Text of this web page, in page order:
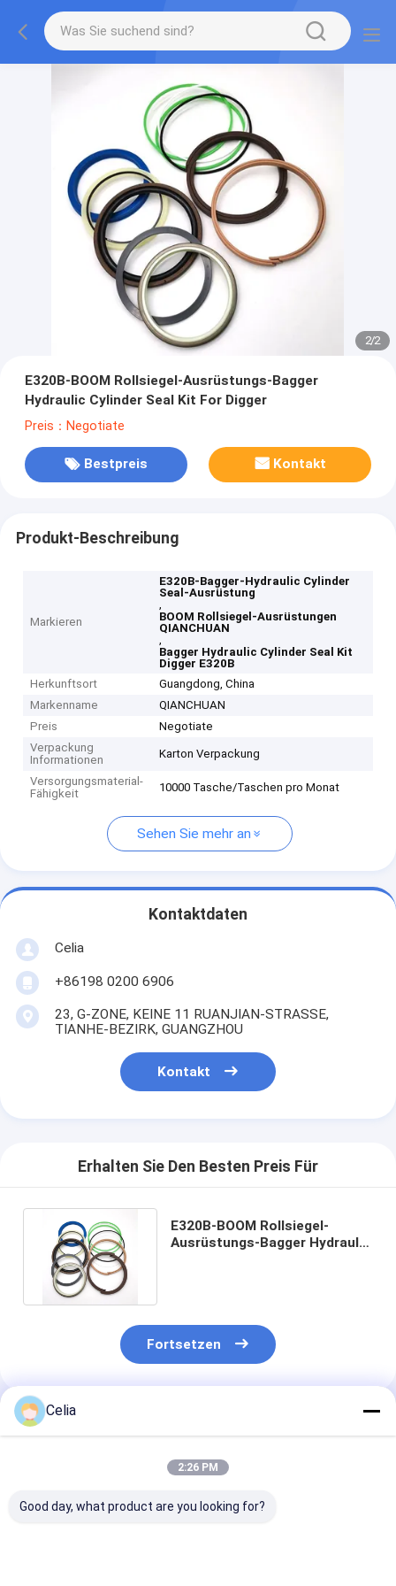
2/2
E320B-BOOM Rollsiegel-Ausrüstungs-Bagger
Hydraulic Cylinder Seal Kit For Digger
Preis：Negotiate
Bestpreis Kontakt
Produkt-Beschreibung
Markieren
E320B-Bagger-Hydraulic Cylinder
Seal-Ausrüstung
,
BOOM Rollsiegel-Ausrüstungen
QIANCHUAN
,
Bagger Hydraulic Cylinder Seal Kit
Digger E320B
Herkunftsort
Guangdong, China
Markenname
QIANCHUAN
Preis
Negotiate
Verpackung
Informationen
Karton Verpackung
Versorgungsmaterial-
Fähigkeit
10000 Tasche/Taschen pro Monat
Sehen Sie mehr an
Kontaktdaten
Celia
+86198 0200 6906
23, G-ZONE, KEINE 11 RUANJIAN-STRASSE,
TIANHE-BEZIRK, GUANGZHOU
Kontakt
Erhalten Sie Den Besten Preis Für
E320B-BOOM Rollsiegel-
Ausrüstungs-Bagger Hydraulic
Fortsetzen
Empfohlene Produkte
Celia
2:26 PM
Good day, what product are you looking for?